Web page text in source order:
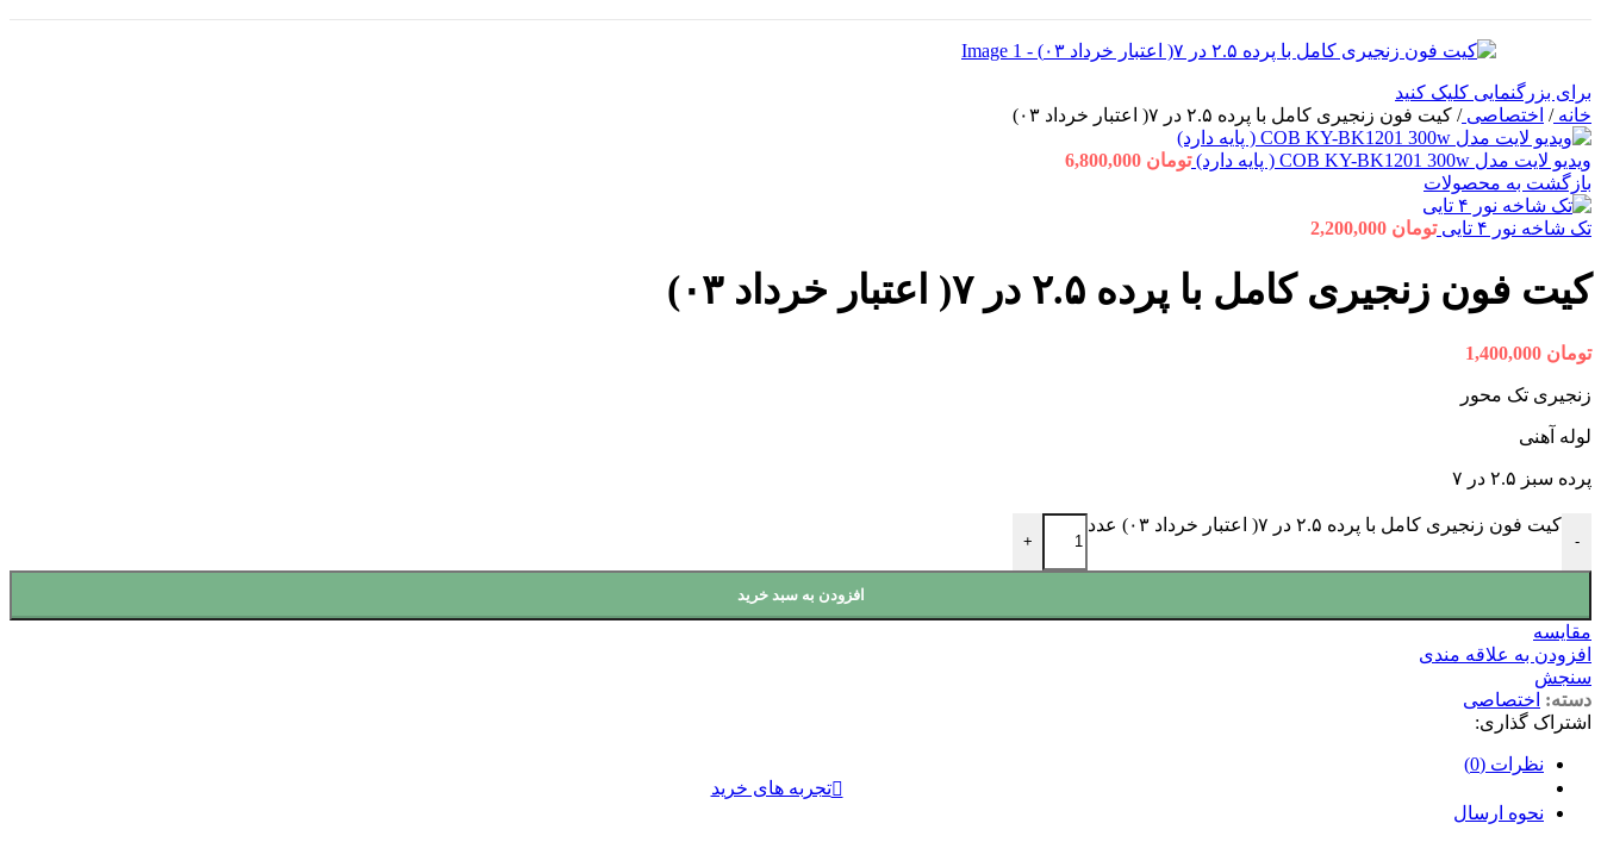
برای بزرگنمایی کلیک کنید
خانه/ اختصاصی/ کیت فون زنجیری کامل با پرده ۲.۵ در ۷( اعتبار خرداد ۰۳)
ویدیو لایت مدل COB KY-BK1201 300w ( پایه دارد) تومان
بازگشت به محصولات
تک شاخه نور ۴ تایی تومان
کیت فون زنجیری کامل با پرده ۲.۵ در ۷( اعتبار خرداد ۰۳)
تومان
زنجیری تک محور
لوله آهنی
پرده سبز ۲.۵ در ۷
-
کیت فون زنجیری کامل با پرده ۲.۵ در ۷( اعتبار خرداد ۰۳) عدد
+
افزودن به سبد خرید
مقايسه
افزودن به علاقه مندی
سنجش
دسته: اختصاصی
اشتراک گذاری:
نظرات (0)
تجربه های خرید
نحوه ارسال